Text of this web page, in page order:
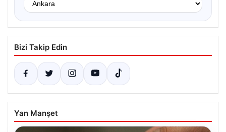
Bizi Takip Edin
Yan Manşet